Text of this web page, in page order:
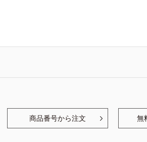
商品番号から注文 無